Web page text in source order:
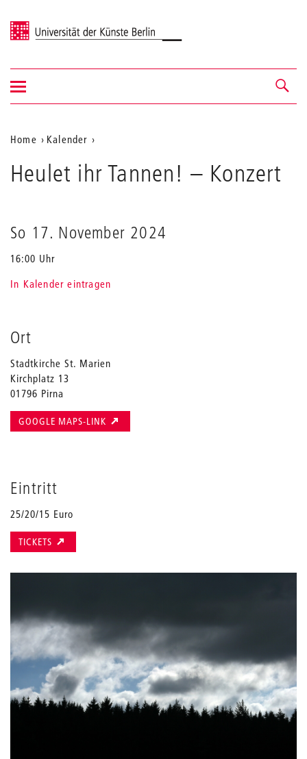
Universität der Künste Berlin
Navigation &
Suche
Navigation
ein-/ausblenden
Aktuelle
Position
auf
Webseite
Home
Kalender
ihr
Tannen!
Heulet ihr Tannen! – Konzert
So 17. November 2024
16:00 Uhr
In Kalender eintragen
Ort
Stadtkirche St. Marien
Kirchplatz 13
01796 Pirna
GOOGLE MAPS-LINK
Eintritt
25/20/15 Euro
TICKETS